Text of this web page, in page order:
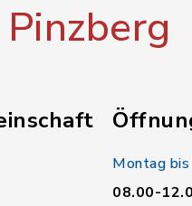
Montag
08.00-